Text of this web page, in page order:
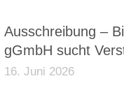
Ausschreibung –
gGmbH sucht
16. Juni 2026